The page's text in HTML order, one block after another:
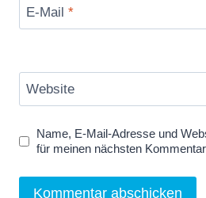
E-Mail *
Website
Name, E-Mail-Adresse und
für meinen nächsten